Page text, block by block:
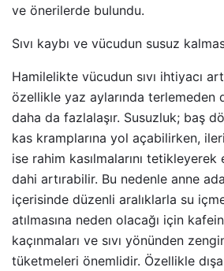
ve önerilerde bulundu.
Sıvı kaybı ve vücudun susuz
Hamilelikte vücudun sıvı ihtiyacı
özellikle yaz aylarında terlemeden
daha da fazlalaşır. Susuzluk; baş
kas kramplarına yol açabilirken,
ise rahim kasılmalarını
dahi artırabilir. Bu nedenle anne
içerisinde düzenli aralıklarla su
atılmasına neden olacağı için
kaçınmaları ve sıvı yönünden
tüketmeleri önemlidir. Özellikle